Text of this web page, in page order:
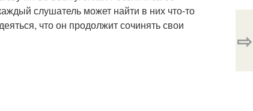
слушатель может найти в них что-то
что он продолжит сочинять свои
⇨